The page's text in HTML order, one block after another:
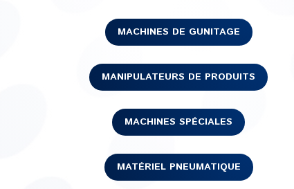
MACHINES DE GUNITAGE
MANIPULATEURS DE PRODUITS
MACHINES SPÉCIALES
MATÉRIEL PNEUMATIQUE